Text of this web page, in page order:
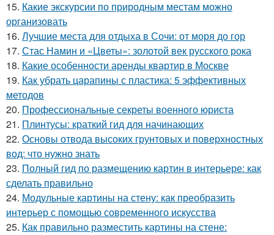
15. Какие экскурсии по природным местам можно
организовать
16. Лучшие места для отдыха в Сочи: от моря до гор
17. Стас Намин и «Цветы»: золотой век русского рока
18. Какие особенности аренды квартир в Москве
19. Как убрать царапины с пластика: 5 эффективных
методов
20. Профессиональные секреты военного юриста
21. Плинтусы: краткий гид для начинающих
22. Основы отвода высоких грунтовых и поверхностных
вод: что нужно знать
23. Полный гид по размещению картин в интерьере: как
сделать правильно
24. Модульные картины на стену: как преобразить
интерьер с помощью современного искусства
25. Как правильно разместить картины на стене: